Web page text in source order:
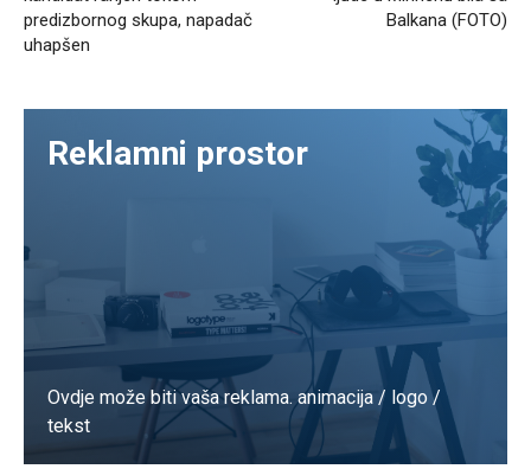
predizbornog skupa, napadač
uhapšen
Balkana (FOTO)
Reklamni prostor
Ovdje može biti vaša reklama. animacija / logo /
tekst